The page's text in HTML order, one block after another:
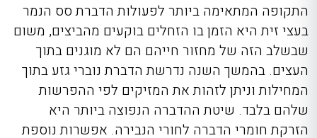
התקופה המתאימה ביותר לפעולות הדברת סס הנמר
בעצי זית היא הזמן בו הזחלים בוקעים מהביצים, משום
שבשלב הזה של מחזור חייהם הם לא מוגנים בתוך
העצים. בהמשך השנה נדרשת הדברת נוברי גזע בתוך
המחילות וניתן לזהות את המזיקים לפי ההפרשות
שלהם בלבד. שיטת ההדברה הנפוצה ביותר היא
הזרקת חומרי הדברה לחורי הנבירה. אפשרות נוספת